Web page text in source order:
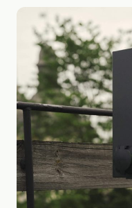
Trygg installation